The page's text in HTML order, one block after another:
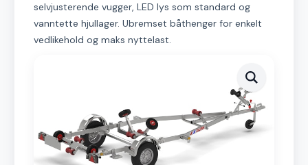
selvjusterende vugger, LED lys som standard og
vanntette hjullager. Ubremset båthenger for enkelt
vedlikehold og maks nyttelast.